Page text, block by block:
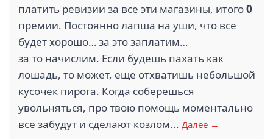
платить ревизии за все эти магазины, итого0
премии. Постоянно лапша на уши, что все
будет хорошо… за это заплатим…
за то начислим. Если будешь пахать как
лошадь, то может, еще отхватишь небольшой
кусочек пирога. Когда соберешься
увольняться, про твою помощь моментально
все забудут и сделают козлом... Далее →